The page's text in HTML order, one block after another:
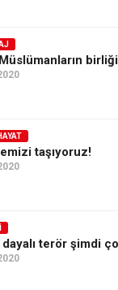
taşıyoruz!
terör şimdi